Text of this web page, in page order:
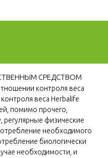
СРЕДСТВОМ
контроля веса
веса Herbalife
помимо прочего,
регулярные физические
необходимого
биологически
необходимости, и